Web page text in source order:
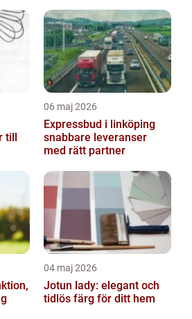
till
06 maj 2026
Expressbud i linköping
snabbare leveranser
med rätt partner
04 maj 2026
Jotun lady: elegant och
tidlös färg för ditt hem